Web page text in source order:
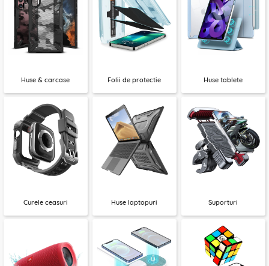
Huse & carcase Folii de protectie Huse tablete
Curele ceasuri Huse laptopuri Suporturi